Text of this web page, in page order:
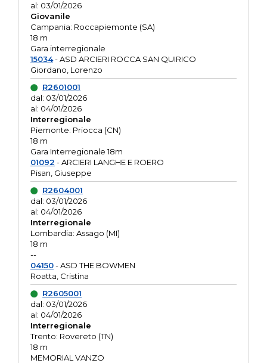
al: 03/01/2026
Giovanile
Campania: Roccapiemonte (SA)
18 m
Gara interregionale
15034- ASD ARCIERI ROCCA SAN QUIRICO
Giordano, Lorenzo
R2601001
dal: 03/01/2026
al: 04/01/2026
Interregionale
Piemonte: Priocca (CN)
18 m
Gara Interregionale 18m
01092 - ARCIERI LANGHE E ROERO
Pisan, Giuseppe
R2604001
dal: 03/01/2026
al: 04/01/2026
Interregionale
Lombardia: Assago (MI)
18 m
--
04150- ASD THE BOWMEN
Roatta, Cristina
R2605001
dal: 03/01/2026
al: 04/01/2026
Interregionale
Trento: Rovereto (TN)
18 m
MEMORIAL VANZO